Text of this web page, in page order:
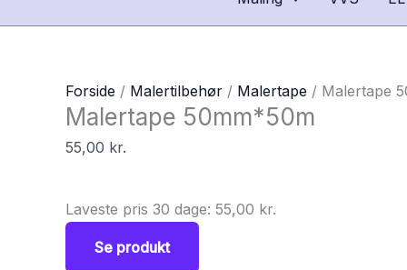
Forside / Malertilbehør / Malertape / Malertape
Malertape 50mm*50m
55,00 kr.
Laveste pris 30 dage: 55,00 kr.
Se produkt